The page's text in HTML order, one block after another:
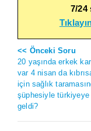
7/
<< Önceki Soru
20 yaşında erkek
var 4 nisan da
için sağlık
şüphesiyle türkiyeye
geldi?